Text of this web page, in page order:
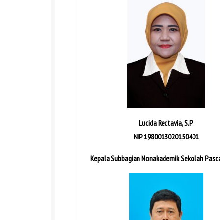
Lucida Rectavia, S.P
NIP 1980013020150401
Kepala Subbagian Nonakademik Sekolah